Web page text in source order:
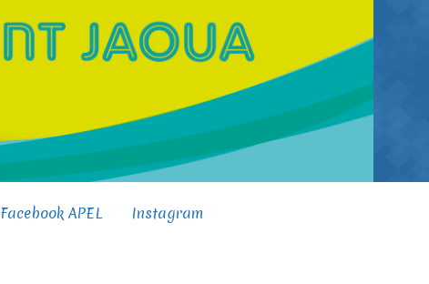
Facebook APEL Instagram